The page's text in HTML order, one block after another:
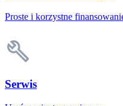
Proste i korzystne
Serwis